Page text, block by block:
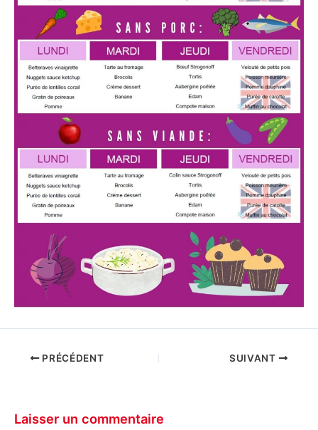
PRÉCÉDENT SUIVANT
Laisser un commentaire